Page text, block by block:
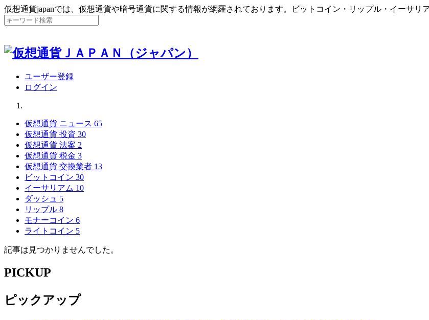
仮想通貨japanでは、仮想通貨や暗号通貨に関する情報が網羅されております。ビットコイン・リップル・イーサ
ユーザー登録
ログイン
仮想通貨 ニュース 65
仮想通貨 投資 30
仮想通貨 法案 2
仮想通貨 税金 3
仮想通貨 交換業者 13
ビットコイン 30
イーサリアム 10
ダッシュ 5
リップル 8
モナーコイン 6
ライトコイン 5
記事は見つかりませんでした。
PICKUP
ピックアップ